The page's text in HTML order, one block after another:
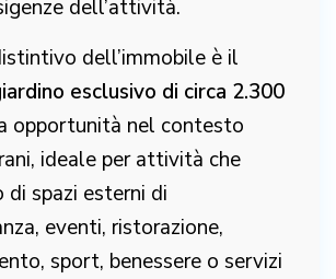
dell’attività.
dell’immobile è il
esclusivo di circa 2.300
opportunità nel contesto
ideale per attività che
di spazi esterni di
eventi, ristorazione,
sport, benessere o servizi